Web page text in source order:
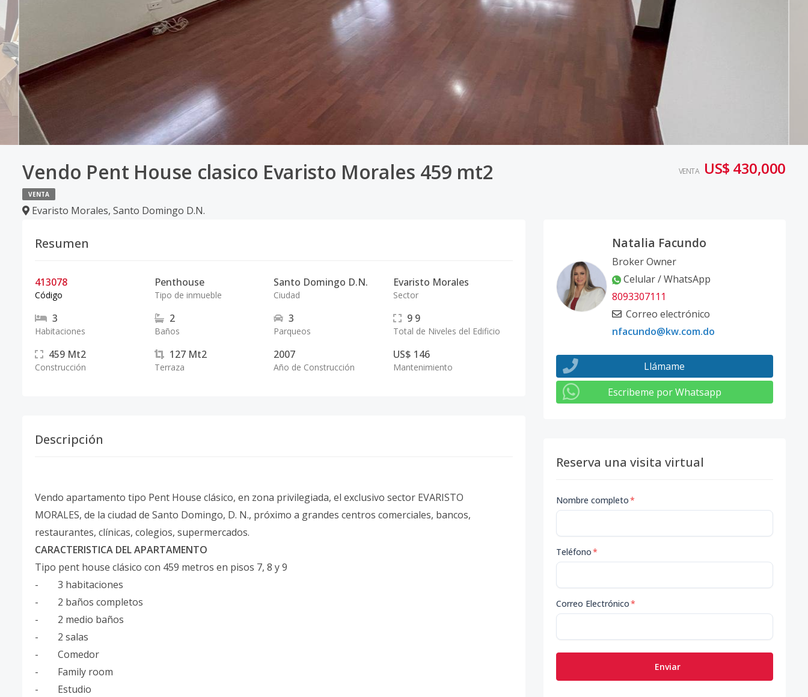
Vendo Pent House clasico Evaristo Morales 459 mt2
VENTA
Evaristo Morales, Santo Domingo D.N.
VENTA US$ 430,000
Resumen
413078
Código
Penthouse
Tipo de inmueble
Santo Domingo D.N.
Ciudad
Evaristo Morales
Sector
3
Habitaciones
2
Baños
3
Parqueos
9 9
Total de Niveles del Edificio
459 Mt2
Construcción
127 Mt2
Terraza
2007
Año de Construcción
US$ 146
Mantenimiento
Descripción
Vendo apartamento tipo Pent House clásico, en zona privilegiada, el exclusivo sector EVARISTO
MORALES, de la ciudad de Santo Domingo, D. N., próximo a grandes centros comerciales, bancos,
restaurantes, clínicas, colegios, supermercados.
CARACTERISTICA DEL APARTAMENTO
Tipo pent house clásico con 459 metros en pisos 7, 8 y 9
- 3 habitaciones
- 2 baños completos
- 2 medio baños
- 2 salas
- Comedor
- Family room
- Estudio
Natalia Facundo
Broker Owner
Celular / WhatsApp
8093307111
Correo electrónico
nfacundo@kw.com.do
Llámame
Escribeme por Whatsapp
Reserva una visita virtual
Nombre completo*
Teléfono*
Correo Electrónico*
Enviar